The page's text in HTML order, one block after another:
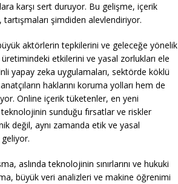
karşı sert duruyor. Bu gelişme, içerik
şimdiden alevlendiriyor.
aktörlerin tepkilerini ve geleceğe yönelik
etkilerini ve yasal zorlukları ele
yapay zeka uygulamaları, sektörde köklü
haklarını koruma yolları hem de
Online içerik tüketenler, en yeni
sunduğu fırsatlar ve riskler
değil, aynı zamanda etik ve yasal
geliyor.
aslında teknolojinin sınırlarını ve hukuki
büyük veri analizleri ve makine öğrenimi